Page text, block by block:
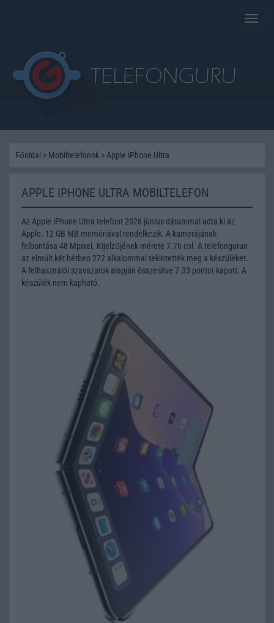
Toggle
Főoldal > Mobiltelefonok > Apple iPhone Ultra
APPLE IPHONE ULTRA MOBILTELEFON
Az Apple iPhone Ultra telefont 2026 június dátummal adta ki az
Apple. 12 GB MB memóriával rendelkezik. A kamerájának
felbontása 48 Mpixel. Kijelzőjének mérete 7.76 col. A telefongurun
az elmúlt két hétben 272 alkalommal tekintették meg a készüléket.
A felhasználói szavazatok alapján összesítve 7.33 pontot kapott. A
készülék nem kapható.